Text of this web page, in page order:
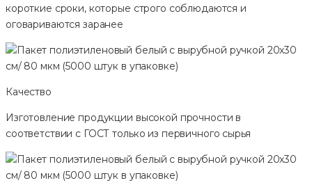
короткие сроки, которые строго соблюдаются и
оговариваются заранее
Качество
Изготовление продукции высокой прочности в
соответствии с ГОСТ только из первичного сырья